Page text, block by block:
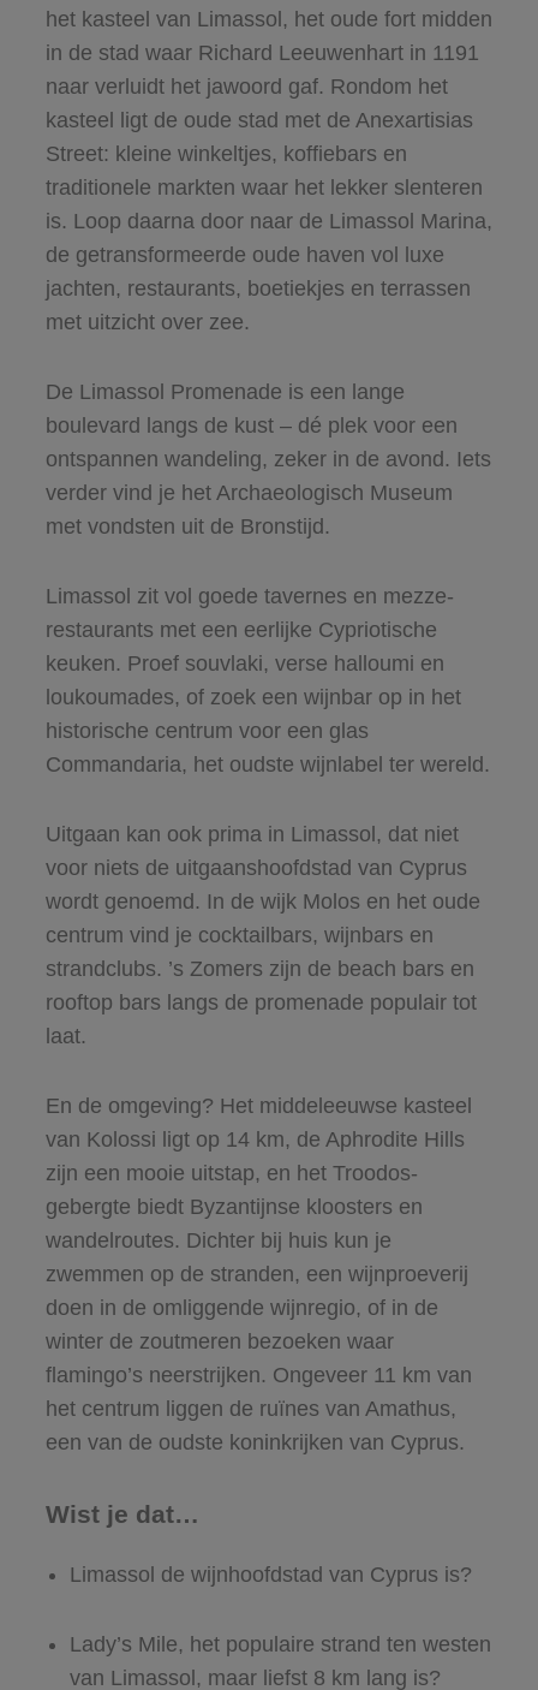
het kasteel van Limassol, het oude fort midden
in de stad waar Richard Leeuwenhart in 1191
naar verluidt het jawoord gaf. Rondom het
kasteel ligt de oude stad met de Anexartisias
Street: kleine winkeltjes, koffiebars en
traditionele markten waar het lekker slenteren
is. Loop daarna door naar de Limassol Marina,
de getransformeerde oude haven vol luxe
jachten, restaurants, boetiekjes en terrassen
met uitzicht over zee.
De Limassol Promenade is een lange
boulevard langs de kust – dé plek voor een
ontspannen wandeling, zeker in de avond. Iets
verder vind je het Archaeologisch Museum
met vondsten uit de Bronstijd.
Limassol zit vol goede tavernes en mezze-
restaurants met een eerlijke Cypriotische
keuken. Proef souvlaki, verse halloumi en
loukoumades, of zoek een wijnbar op in het
historische centrum voor een glas
Commandaria, het oudste wijnlabel ter wereld.
Uitgaan kan ook prima in Limassol, dat niet
voor niets de uitgaanshoofdstad van Cyprus
wordt genoemd. In de wijk Molos en het oude
centrum vind je cocktailbars, wijnbars en
strandclubs. ’s Zomers zijn de beach bars en
rooftop bars langs de promenade populair tot
laat.
En de omgeving? Het middeleeuwse kasteel
van Kolossi ligt op 14 km, de Aphrodite Hills
zijn een mooie uitstap, en het Troodos-
gebergte biedt Byzantijnse kloosters en
wandelroutes. Dichter bij huis kun je
zwemmen op de stranden, een wijnproeverij
doen in de omliggende wijnregio, of in de
winter de zoutmeren bezoeken waar
flamingo’s neerstrijken. Ongeveer 11 km van
het centrum liggen de ruïnes van Amathus,
een van de oudste koninkrijken van Cyprus.
Wist je dat…
Limassol de wijnhoofdstad van Cyprus is?
Lady’s Mile, het populaire strand ten westen
van Limassol, maar liefst 8 km lang is?